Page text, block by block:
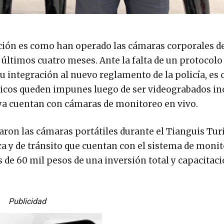
es como han operado las cámaras corporales
cuatro meses. Ante la falta de un
integración al nuevo reglamento de la policía, es
queden impunes luego de ser videograbados
cuentan con cámaras de monitoreo en vivo.
las cámaras portátiles durante el Tianguis
y de tránsito que cuentan con el sistema de
60 mil pesos de una inversión total y
Publicidad